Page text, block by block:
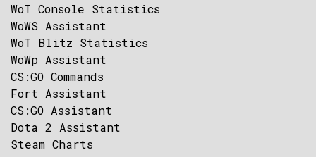
WoT Console Statistics
WoWS Assistant
WoT Blitz Statistics
WoWp Assistant
CS:GO Command‪s‬
Fort Assistant
CS:GO Assistant
Dota 2 Assistant
Steam Charts